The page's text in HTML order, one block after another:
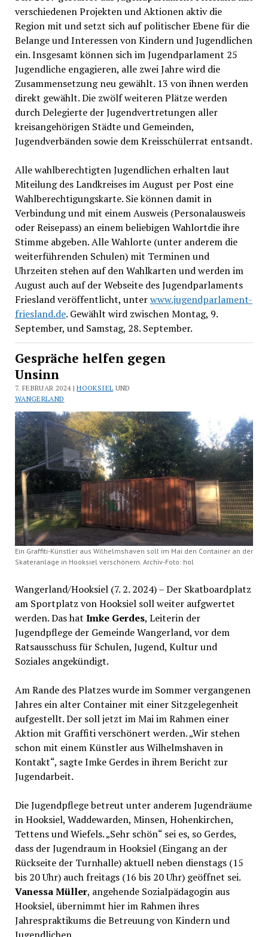
verschiedenen Projekten und Aktionen aktiv die
Region mit und setzt sich auf politischer Ebene für die
Belange und Interessen von Kindern und Jugendlichen
ein. Insgesamt können sich im Jugendparlament 25
Jugendliche engagieren, alle zwei Jahre wird die
Zusammensetzung neu gewählt. 13 von ihnen werden
direkt gewählt. Die zwölf weiteren Plätze werden
durch Delegierte der Jugendvertretungen aller
kreisangehörigen Städte und Gemeinden,
Jugendverbänden sowie dem Kreisschülerrat entsandt.
Alle wahlberechtigten Jugendlichen erhalten laut
Miteilung des Landkreises im August per Post eine
Wahlberechtigungskarte. Sie können damit in
Verbindung und mit einem Ausweis (Personalausweis
oder Reisepass) an einem beliebigen Wahlortdie ihre
Stimme abgeben. Alle Wahlorte (unter anderem die
weiterführenden Schulen) mit Terminen und
Uhrzeiten stehen auf den Wahlkarten und werden im
August auch auf der Webseite des Jugendparlaments
Friesland veröffentlicht, unterwww.jugendparlament-
friesland.de. Gewählt wird zwischen Montag, 9.
September, und Samstag, 28. September.
Gespräche helfen gegen
Unsinn
7. FEBRUAR 2024 |HOOKSIEL UND
WANGERLAND
Ein Graffiti-Künstler aus Wilhelmshaven soll im Mai den Container an der
Skateranlage in Hooksiel verschönern. Archiv-Foto: hol
Wangerland/Hooksiel (7. 2. 2024) – Der Skatboardplatz
am Sportplatz von Hooksiel soll weiter aufgwertet
werden. Das hat Imke Gerdes, Leiterin der
Jugendpflege der Gemeinde Wangerland, vor dem
Ratsausschuss für Schulen, Jugend, Kultur und
Soziales angekündigt.
Am Rande des Platzes wurde im Sommer vergangenen
Jahres ein alter Container mit einer Sitzgelegenheit
aufgestellt. Der soll jetzt im Mai im Rahmen einer
Aktion mit Graffiti verschönert werden. „Wir stehen
schon mit einem Künstler aus Wilhelmshaven in
Kontakt“, sagte Imke Gerdes in ihrem Bericht zur
Jugendarbeit.
Die Jugendpflege betreut unter anderem Jugendräume
in Hooksiel, Waddewarden, Minsen, Hohenkirchen,
Tettens und Wiefels. „Sehr schön“ sei es, so Gerdes,
dass der Jugendraum in Hooksiel (Eingang an der
Rückseite der Turnhalle) aktuell neben dienstags (15
bis 20 Uhr) auch freitags (16 bis 20 Uhr) geöffnet sei.
Vanessa Müller, angehende Sozialpädagogin aus
Hooksiel, übernimmt hier im Rahmen ihres
Jahrespraktikums die Betreuung von Kindern und